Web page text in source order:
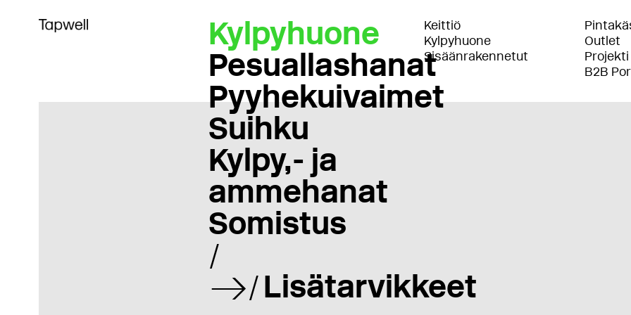
Kylpyhuone
Pesuallashanat
Pyyhekuivaimet
Suihku
Kylpy,- ja
ammehanat
Somistus
Lisätarvikkeet
Keittiö
Kylpyhuone
Sisäänrakennetut
Outlet
Projekti
B2B